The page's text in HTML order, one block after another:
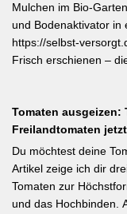
Nützlingsförderung,
Pestizide sind die
motivierender Impuls
#Biodiversität
Mulchen im Bio-
und Bodenaktivator in
https://selbst-
Frisch erschienen –
Austrocknung. Die
mit Abstand zum
Besonders wertvoll:
die Verwendung von
werden klar benannt.
Tomaten
Freilandtomaten
Du möchtest deine
Artikel zeige ich dir
Tomaten zur
und das Hochbinden.